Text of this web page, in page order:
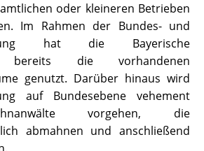
oder kleineren Betrieben
Im Rahmen der Bundes- und
hat die Bayerische
bereits die vorhandenen
genutzt. Darüber hinaus wird
auf Bundesebene vehement
vorgehen, die
abmahnen und anschließend